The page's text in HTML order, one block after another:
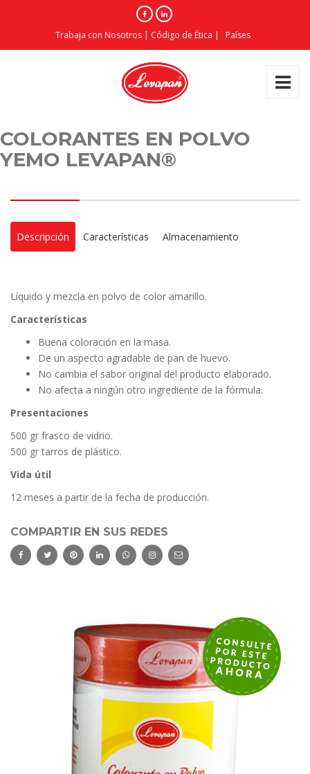
Trabaja con Nosotros | Código de Ética | Países
COLORANTES EN POLVO
YEMO LEVAPAN®
Descripción Características Almacenamiento
Líquido y mezcla en polvo de color amarillo.
Características
Buena coloración en la masa.
De un aspecto agradable de pan de huevo.
No cambia el sabor original del producto elaborado.
No afecta a ningún otro ingrediente de la fórmula.
Presentaciones
500 gr frasco de vidrio.
500 gr tarros de plástico.
Vida útil
12 meses a partir de la fecha de producción.
COMPARTIR EN SUS REDES